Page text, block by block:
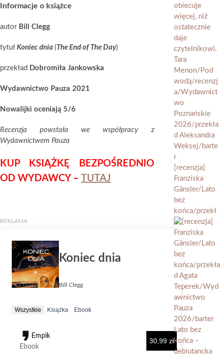
Informacje o książce
autor Bill Clegg
tytuł Koniec dnia (The End of The Day)
przekład Dobromiła Jankowska
Wydawnictwo Pauza 2021
Nowalijki oceniają 5/6
Recenzja powstała we współpracy z
Wydawnictwem Pauza
KUP KSIĄŻKĘ BEZPOŚREDNIO
OD WYDAWCY –
TUTAJ
[recenzja]
Franziska
Gänsler/Lato
bez
końca/przekł